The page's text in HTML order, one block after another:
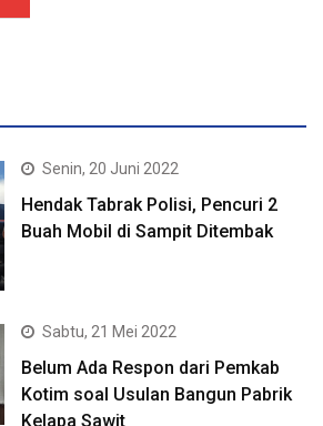
Senin, 20 Juni 2022
Hendak Tabrak Polisi, Pencuri 2
Buah Mobil di Sampit Ditembak
Sabtu, 21 Mei 2022
Belum Ada Respon dari Pemkab
Kotim soal Usulan Bangun Pabrik
Kelapa Sawit